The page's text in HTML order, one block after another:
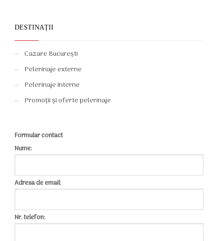
DESTINAȚII
Cazare București
Pelerinaje externe
Pelerinaje interne
Promoții și oferte pelerinaje
Formular contact
Nume:
Adresa de email:
Nr. telefon: